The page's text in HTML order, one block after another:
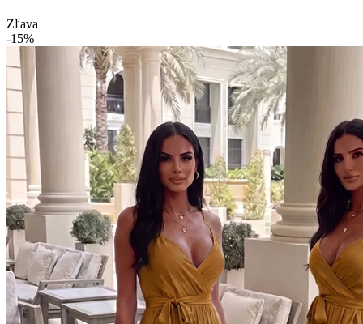
Zľava
-15%